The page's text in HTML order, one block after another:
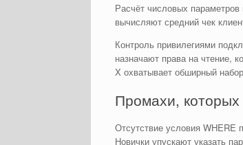
Расчёт числовых
вычисляют средний чек
Контроль привилегиями
назначают права на чтение,
X охватывает обширный
Промахи, которых
Отсутствие условия WHERE
Новички упускают указать